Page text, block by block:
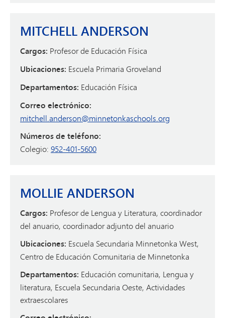
MITCHELL ANDERSON
Cargos: Profesor de Educación Física
Ubicaciones: Escuela Primaria Groveland
Departamentos: Educación Física
Correo electrónico:
mitchell.anderson@minnetonkaschools.org
Números de teléfono:
Colegio: 952-401-5600
MOLLIE ANDERSON
Cargos: Profesor de Lengua y Literatura, coordinador
del anuario, coordinador adjunto del anuario
Ubicaciones: Escuela Secundaria Minnetonka West,
Centro de Educación Comunitaria de Minnetonka
Departamentos: Educación comunitaria, Lengua y
literatura, Escuela Secundaria Oeste, Actividades
extraescolares